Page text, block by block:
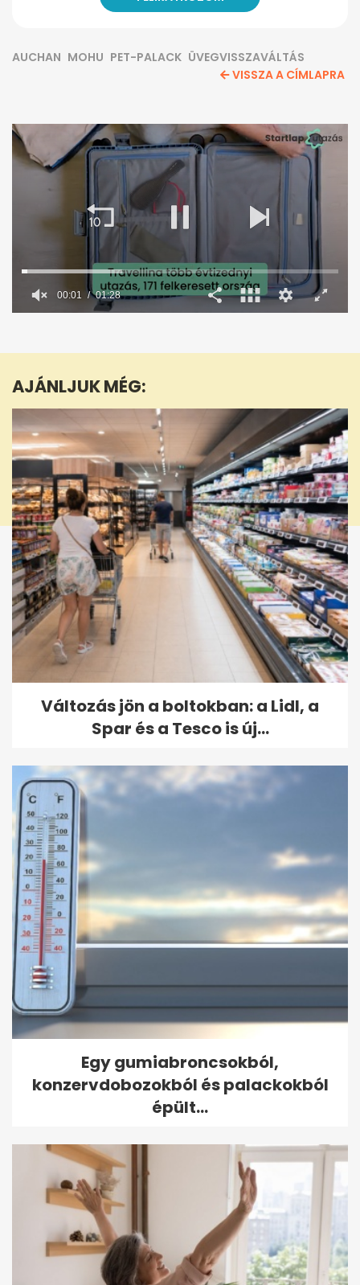
AUCHAN MOHU PET-PALACK ÜVEGVISSZAVÁLTÁS
VISSZA A CÍMLAPRA
1
28
seconds
00:02 01:28
AJÁNLJUK MÉG:
Változás jön a boltokban: a Lidl, a
Spar és a Tesco is új...
Egy gumiabroncsokból,
konzervdobozokból és palackokból
épült...